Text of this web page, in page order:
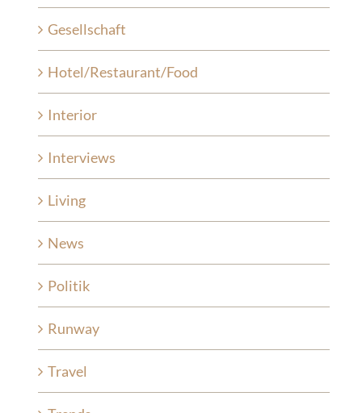
Gesellschaft
Hotel/Restaurant/Food
Interior
Interviews
Living
News
Politik
Runway
Travel